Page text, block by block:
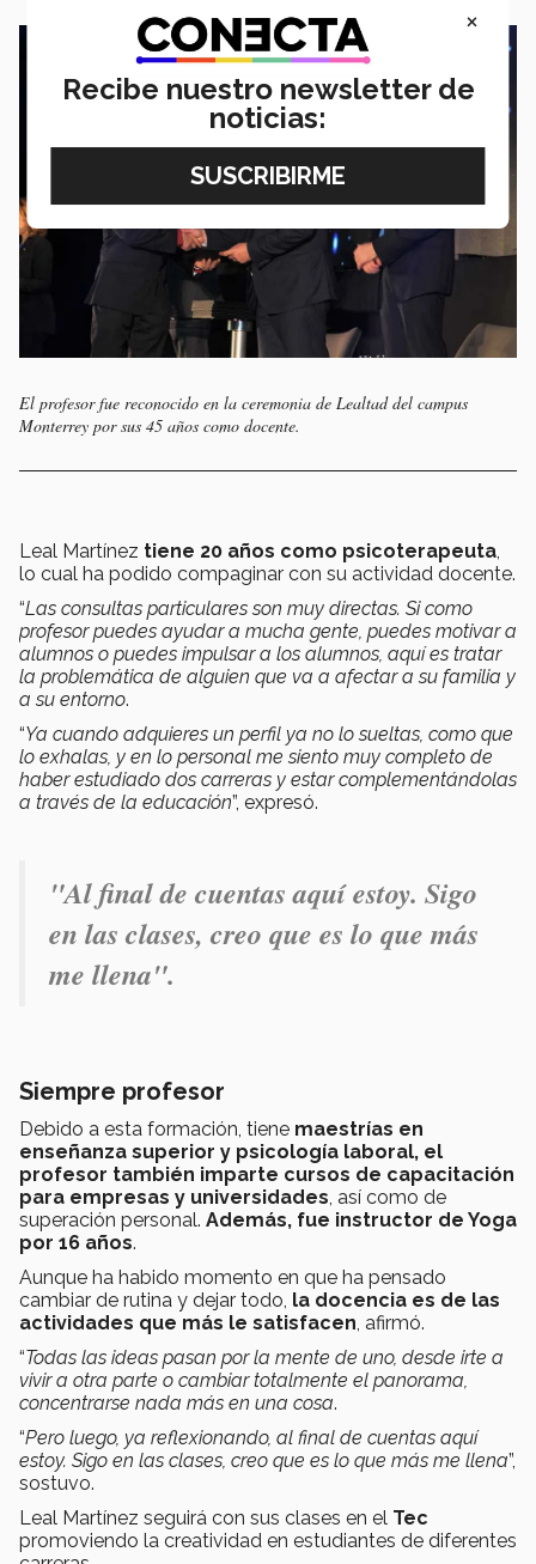
El profesor fue reconocido en la ceremonia de Lealtad del campus
Monterrey por sus 45 años como docente.
Leal Martínez tiene 20 años como psicoterapeuta
lo cual ha podido compaginar con su actividad docente.
“Las consultas particulares son muy directas. Si como
profesor puedes ayudar a mucha gente, puedes motivar a
alumnos o puedes impulsar a los alumnos, aquí es tratar
la problemática de alguien que va a afectar a su familia y
a su entorno.
“Ya cuando adquieres un perfil ya no lo sueltas, como que
lo exhalas, y en lo personal me siento muy completo de
haber estudiado dos carreras y estar complementándolas
a través de la educación”, expresó.
"Al final de cuentas aquí estoy. Sigo
en las clases, creo que es lo que más
me llena".
Siempre profesor
Debido a esta formación, tiene maestrías en
enseñanza superior y psicología laboral, el
profesor también imparte cursos de capacitación
para empresas y universidades , así como de
superación personal. Además, fue instructor de Yoga
por 16 años.
Aunque ha habido momento en que ha pensado
cambiar de rutina y dejar todo, la docencia es de las
actividades que más le satisfacen , afirmó.
“Todas las ideas pasan por la mente de uno, desde irte a
vivir a otra parte o cambiar totalmente el panorama,
concentrarse nada más en una cosa.
“Pero luego, ya reflexionando, al final de cuentas aquí
estoy. Sigo en las clases, creo que es lo que más me llena”,
sostuvo.
Leal Martínez seguirá con sus clases en el Tec
promoviendo la creatividad en estudiantes de diferentes
×
Recibe nuestro newsletter de
noticias: